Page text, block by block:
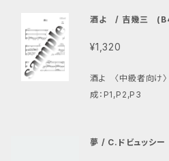
酒よ / 吉幾三
¥1,320
酒よ 〈中級者向け
成：P1,P2,P3
夢 / C.ドビュッシー